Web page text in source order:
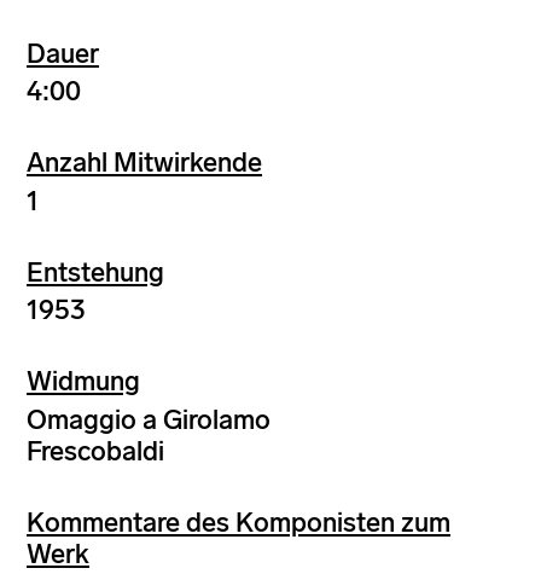
Dauer
4:00
Anzahl Mitwirkende
1
Entstehung
1953
Widmung
Omaggio a Girolamo
Frescobaldi
Kommentare des Komponisten zum
Werk